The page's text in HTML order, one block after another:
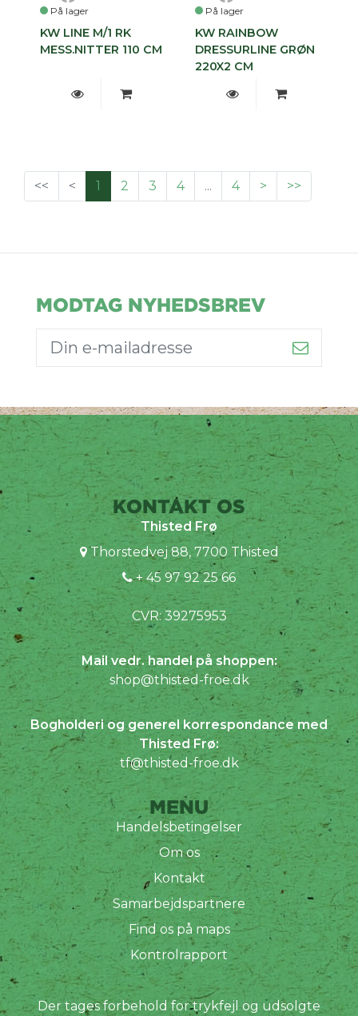
På lager
KW LINE M/1 RK
MESS.NITTER 110 CM
På lager
KW RAINBOW
DRESSURLINE GRØN
220X2 CM
<< < 1 2 3 4 ... 4 > >>
MODTAG NYHEDSBREV
KONTAKT OS
Thisted Frø
Thorstedvej 88, 7700 Thisted
+ 45 97 92 25 66
CVR: 39275953
Mail vedr. handel på shoppen:
shop@thisted-froe.dk
Bogholderi og generel korrespondance med
Thisted Frø:
tf@thisted-froe.dk
MENU
Handelsbetingelser
Om os
Kontakt
Samarbejdspartnere
Find os på maps
Kontrolrapport
Der tages forbehold for trykfejl og udsolgte